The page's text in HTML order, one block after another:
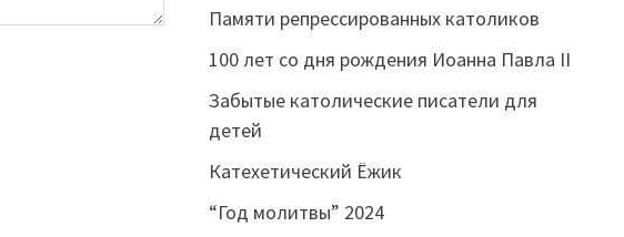
Памяти репрессированных католиков
100 лет со дня рождения Иоанна Павла II
Забытые католические писатели для
детей
Катехетический Ёжик
“Год молитвы” 2024